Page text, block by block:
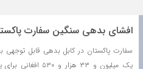
افشای بدهی سنگین سفارت
سفارت پاکستان در کابل بدهی قابل توجهی
یک میلیون و ۳۳